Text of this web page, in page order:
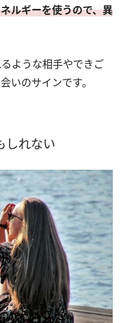
ルギーを使うので、異
ような相手やできご
いのサインです。
しれない